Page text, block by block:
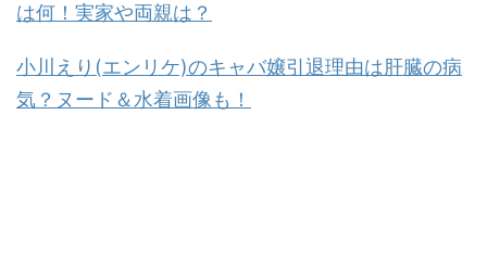
は何！実家や両親は？
小川えり(エンリケ)のキャバ嬢引退理由は肝臓の病
気？ヌード＆水着画像も！